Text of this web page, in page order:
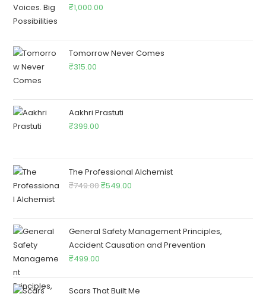
₹1,000.00
Tomorrow Never Comes
₹315.00
Aakhri Prastuti
₹399.00
The Professional Alchemist
₹749.00₹549.00
General Safety Management Principles,
Accident Causation and Prevention
₹499.00
Scars That Built Me